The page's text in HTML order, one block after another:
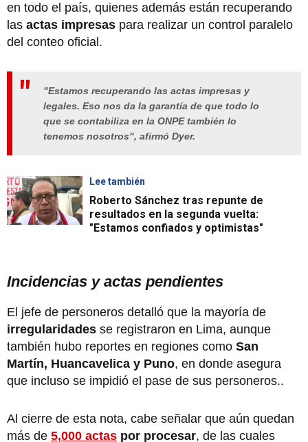
en todo el país, quienes además están recuperando
las actas impresas para realizar un control paralelo
del conteo oficial.
"Estamos recuperando las actas impresas y
legales. Eso nos da la garantía de que todo lo
que se contabiliza en la ONPE también lo
tenemos nosotros", afirmó Dyer.
Lee también
Roberto Sánchez tras repunte de
resultados en la segunda vuelta:
"Estamos confiados y optimistas"
Incidencias y actas pendientes
El jefe de personeros detalló que la mayoría de
irregularidades se registraron en Lima, aunque
también hubo reportes en regiones como San
Martín, Huancavelica y Puno, en donde asegura
que incluso se impidió el pase de sus personeros..
Al cierre de esta nota, cabe señalar que aún quedan
más de 5,000 actas por procesar, de las cuales